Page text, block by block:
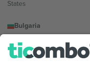
States
Bulgaria
Totleben 53-55, 1606 Sofia,
Bulgaria